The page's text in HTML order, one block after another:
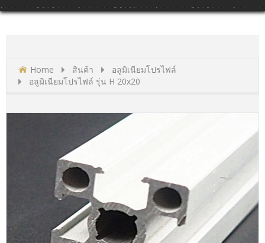
Home สินค้า
อลูมิเนียมโปรไฟล์
อลูมิเนียมโปรไฟล์ รุ่น H 20x20